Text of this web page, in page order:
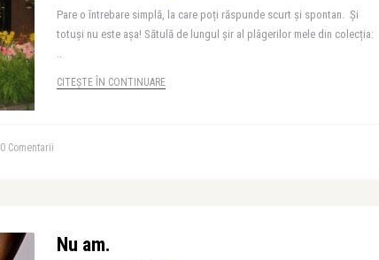
Pare o întrebare simplă, la care poți răspunde scurt și spontan. Și
totuși nu este așa! Sătulă de lungul șir al plâgerilor mele din colecția:
..
CITEȘTE ÎN CONTINUARE
0 Comentarii
Nu am.